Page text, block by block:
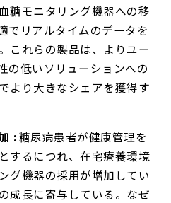
糖モニタリング機器への移
でリアルタイムのデータを
これらの製品は、よりユー
の低いソリューションへの
より大きなシェアを獲得す
:糖尿病患者が健康管理を
するにつれ、在宅療養環境
グ機器の採用が増加してい
成長に寄与している。なぜ